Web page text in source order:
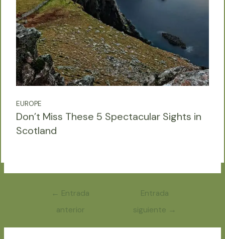
EUROPE
Don’t Miss These 5 Spectacular Sights in
Scotland
Navegación
entradas
← Entrada
anterior
Entrada
siguiente →